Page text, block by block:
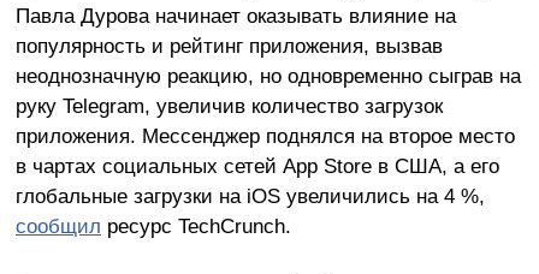
Павла Дурова начинает оказывать влияние на
популярность и рейтинг приложения, вызвав
неоднозначную реакцию, но одновременно сыграв на
руку Telegram, увеличив количество загрузок
приложения. Мессенджер поднялся на второе место
в чартах социальных сетей App Store в США, а его
глобальные загрузки на iOS увеличились на 4 %,
сообщил ресурс TechСrunch.